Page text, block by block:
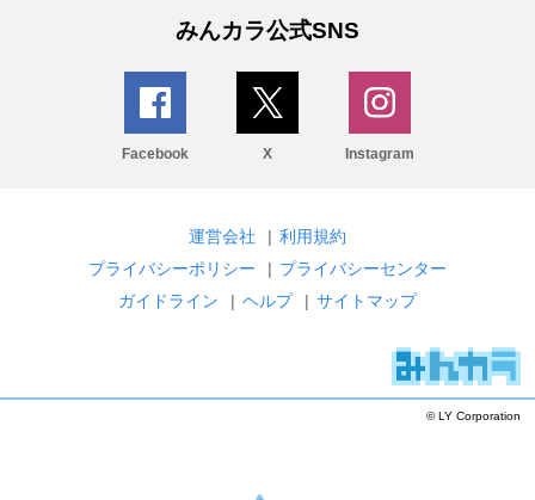
みんカラ公式SNS
Facebook X Instagram
運営会社 | 利用規約
プライバシーポリシー
| プライバシーセンター
ガイドライン
| ヘルプ | サイトマップ
© LY Corporation